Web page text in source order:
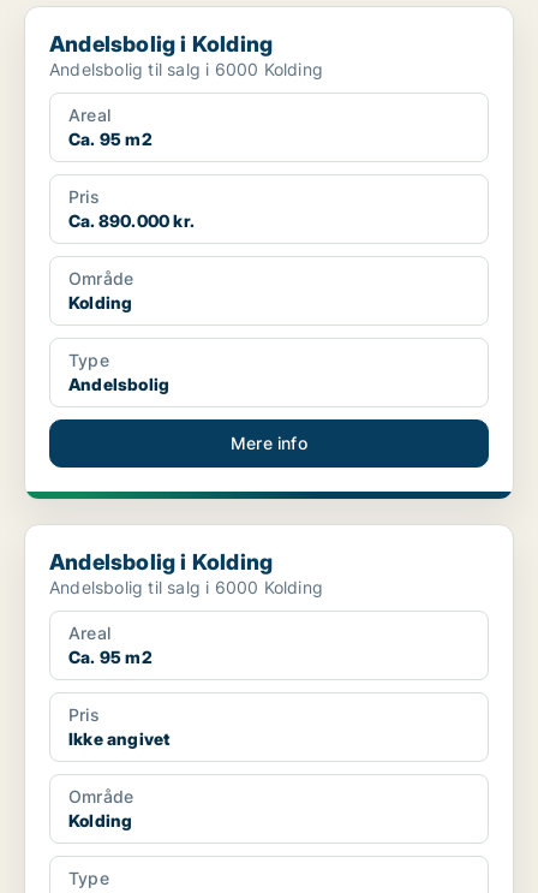
Andelsbolig i Kolding
Andelsbolig i Kolding
Andelsbolig til salg i 6000 Kolding
Areal
Ca. 95 m2
Pris
Ca. 890.000 kr.
Område
Kolding
Type
Andelsbolig
Mere info
Andelsbolig i Kolding
Andelsbolig i Kolding
Andelsbolig til salg i 6000 Kolding
Areal
Ca. 95 m2
Pris
Ikke angivet
Område
Kolding
Type